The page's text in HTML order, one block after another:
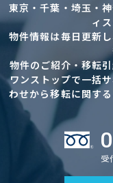
東京・千葉・埼玉・
ィ
物件情報は毎日更新
物件のご紹介・移転
ワンストップで一括
わせから移転に関す
受